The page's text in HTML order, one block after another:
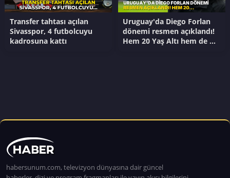
Transfer tahtası açılan
Sivasspor, 4 futbolcuyu
kadrosuna kattı
Uruguay'da Diego Forlan
dönemi resmen açıklandı!
Hem 20 Yaş Altı hem de A
habersunum.com, televizyon dünyasına dair güncel